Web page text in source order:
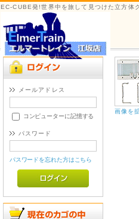
EC-CUBE発!世界中を旅して見つけた立方体
メールアドレス
コンピューターに記憶する
パスワード
パスワードを忘れた方はこちら
画像を